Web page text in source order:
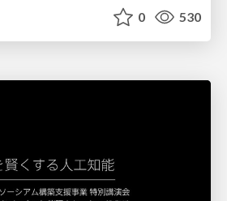
0 530